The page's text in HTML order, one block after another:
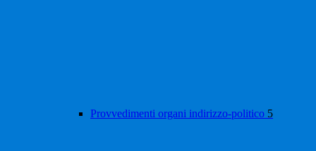
Provvedimenti organi indirizzo-politico 5